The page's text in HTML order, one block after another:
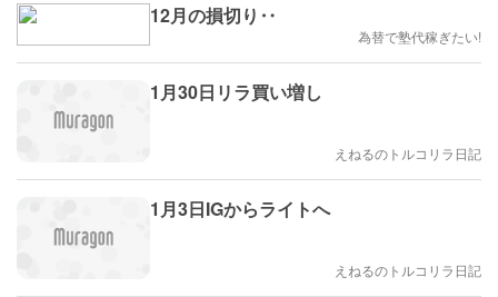
12月の損切り‥
為替で塾代稼ぎたい!
1月30日リラ買い増し
えねるのトルコリラ日記
1月3日IGからライトへ
えねるのトルコリラ日記